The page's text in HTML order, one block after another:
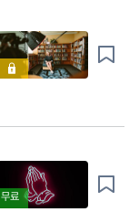
무료